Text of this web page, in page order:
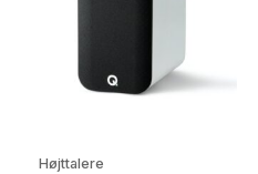
Højttalere